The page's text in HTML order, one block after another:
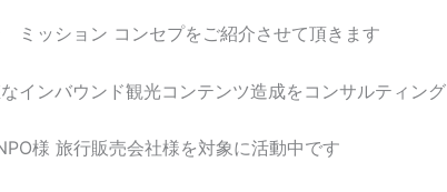
ッション コンセプをご紹介させて頂きます
インバウンド観光コンテンツ造成をコンサルティング
様 旅行販売会社様を対象に活動中です